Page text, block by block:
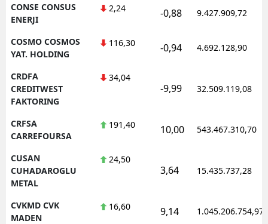
CONSE CONSUS
ENERJI
2,24 -0,88 9.427.909,72
COSMO COSMOS
YAT. HOLDING
116,30 -0,94 4.692.128,90
CRDFA
CREDITWEST
FAKTORING
34,04
-9,99 32.509.119,08
CRFSA
CARREFOURSA
191,40 10,00 543.467.310,70
CUSAN
CUHADAROGLU
METAL
24,50
3,64 15.435.737,28
CVKMD CVK
MADEN
16,60 9,14 1.045.206.754,97